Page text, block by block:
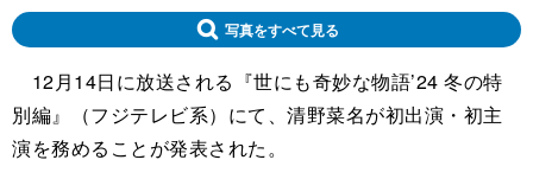
写真をすべて見る
12月14日に放送される『世にも奇妙な物語’24 冬の特
別編』（フジテレビ系）にて、清野菜名が初出演・初主
演を務めることが発表された。